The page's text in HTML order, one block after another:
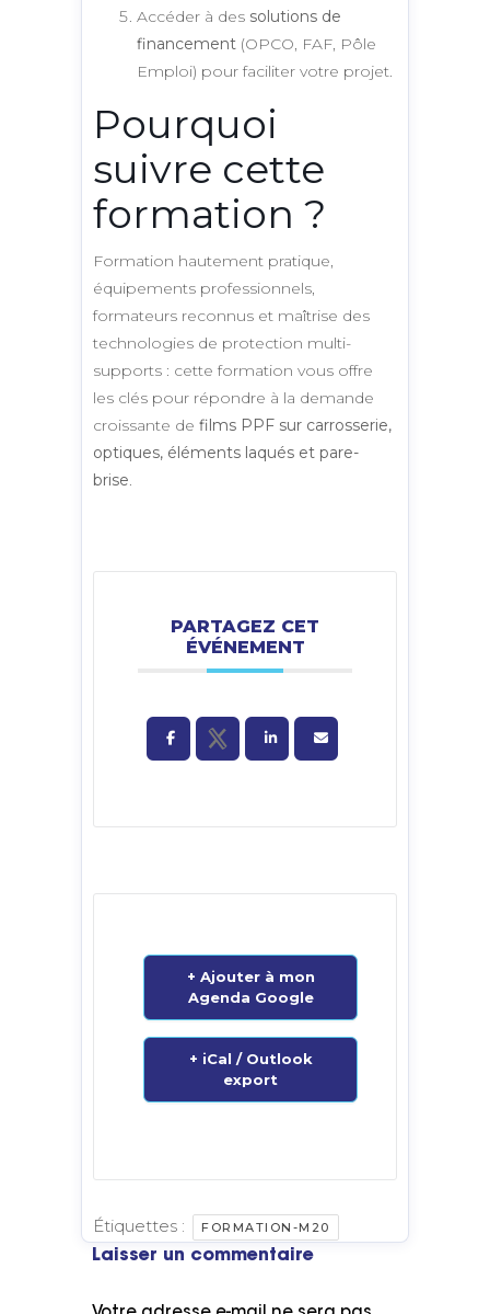
Accéder à des solutions de
financement (OPCO, FAF, Pôle
Emploi) pour faciliter votre projet.
Pourquoi
suivre cette
formation ?
Formation hautement pratique,
équipements professionnels,
formateurs reconnus et maîtrise des
technologies de protection multi-
supports : cette formation vous offre
les clés pour répondre à la demande
croissante de films PPF sur carrosserie,
optiques, éléments laqués et pare-
brise.
PARTAGEZ CET
ÉVÉNEMENT
+ Ajouter à mon
Agenda Google
+ iCal / Outlook
export
Étiquettes : FORMATION-M20
Laisser un commentaire